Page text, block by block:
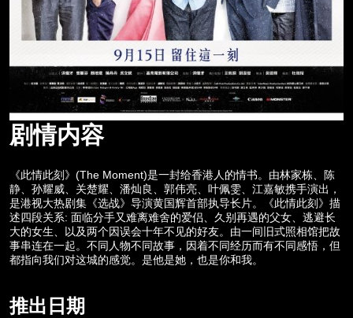
剧情内容
《此情此刻》 (The Moment)是一封给香港人的情书。由林家栋、陈
静、孙耀威、关楚耀、潘灿良、郭伟亮、叶佩雯、江嘉敏携手演出，
是港视大热剧集《选战》导演黄国辉首部执导长片。《此情此刻》描
述四段关系: 面临分手又难离难舍的爱侣、久别再遇的父女、逃避长
大的女生、以及两个因误会十年不见的好友。由一间旧式照相馆把故
事串连在一起。不同人物不同故事，因着不同经历而有不同感悟，但
都指向我们对这城的感觉。是他是她，也是你和我。
推出日期